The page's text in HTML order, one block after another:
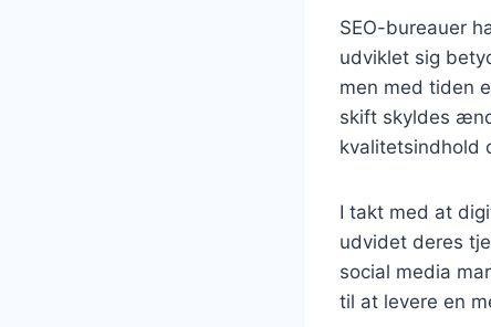
SEO-bureauer
udviklet sig
men med tiden
skift skyldes
kvalitetsindhold
I takt med at
udvidet deres
social media
til at levere en